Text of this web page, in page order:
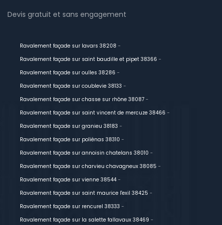
Devis gratuit et sans engagement
Ravalement façade sur lavars 38208 -
Ravalement façade sur saint baudille et pipet 38366 -
Ravalement façade sur oulles 38286 -
Ravalement façade sur coublevie 38133 -
Ravalement façade sur chasse sur rhône 38087 -
Ravalement façade sur saint vincent de mercuze 38466 -
Ravalement façade sur granieu 38183 -
Ravalement façade sur poliénas 38310 -
Ravalement façade sur annoisin chatelans 38010 -
Ravalement façade sur charvieu chavagneux 38085 -
Ravalement façade sur vienne 38544 -
Ravalement façade sur saint maurice l'exil 38425 -
Ravalement façade sur rencurel 38333 -
Ravalement façade sur la salette fallavaux 38469 -